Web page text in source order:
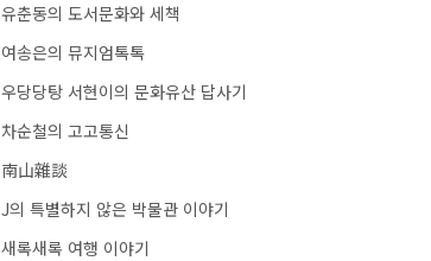
유춘동의 도서문화와 세책
여송은의 뮤지엄톡톡
우당당탕 서현이의 문화유산 답사기
차순철의 고고통신
南山雜談
J의 특별하지 않은 박물관 이야기
새록새록 여행 이야기